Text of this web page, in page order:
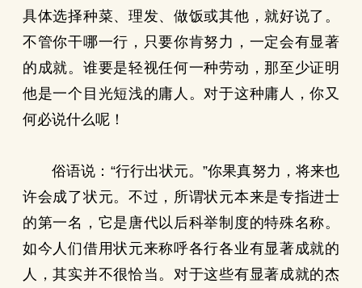
具体选择种菜、理发、做饭或其他，就好说了。
不管你干哪一行，只要你肯努力，一定会有显著
的成就。谁要是轻视任何一种劳动，那至少证明
他是一个目光短浅的庸人。对于这种庸人，你又
何必说什么呢！
俗语说：“行行出状元。”你果真努力，将来也
许会成了状元。不过，所谓状元本来是专指进士
的第一名，它是唐代以后科举制度的特殊名称。
如今人们借用状元来称呼各行各业有显著成就的
人，其实并不很恰当。对于这些有显著成就的杰